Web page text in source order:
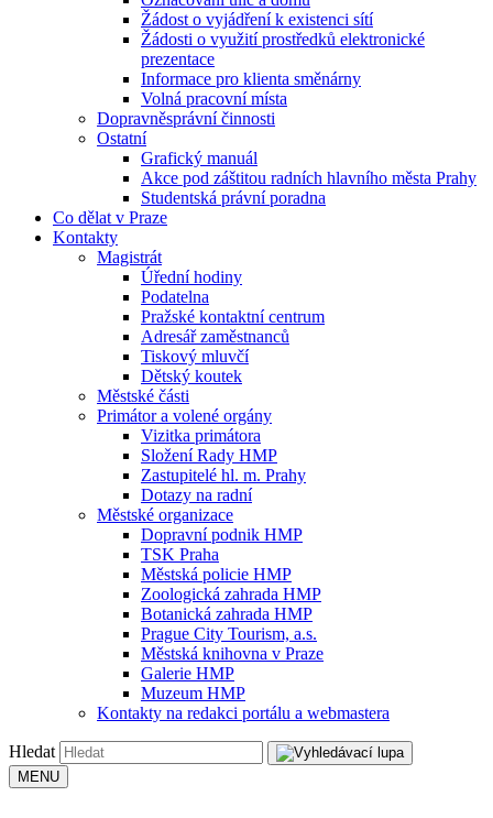
Žádost o vyjádření k existenci sítí
Žádosti o využití prostředků elektronické
prezentace
Informace pro klienta směnárny
Volná pracovní místa
Dopravněsprávní činnosti
Ostatní
Grafický manuál
Akce pod záštitou radních hlavního města Prahy
Studentská právní poradna
Co dělat v Praze
Kontakty
Magistrát
Úřední hodiny
Podatelna
Pražské kontaktní centrum
Adresář zaměstnanců
Tiskový mluvčí
Dětský koutek
Městské části
Primátor a volené orgány
Vizitka primátora
Složení Rady HMP
Zastupitelé hl. m. Prahy
Dotazy na radní
Městské organizace
Dopravní podnik HMP
TSK Praha
Městská policie HMP
Zoologická zahrada HMP
Botanická zahrada HMP
Prague City Tourism, a.s.
Městská knihovna v Praze
Galerie HMP
Muzeum HMP
Kontakty na redakci portálu a webmastera
Hledat
MENU